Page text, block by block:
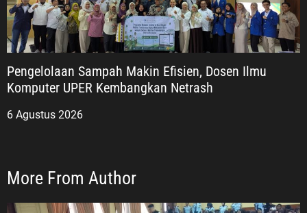
Pengelolaan Sampah Makin Efisien, Dosen Ilmu
Komputer UPER Kembangkan Netrash
6 Agustus 2026
More From Author